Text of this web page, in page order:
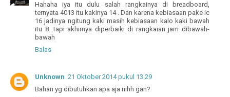
Hahaha iya itu dulu salah rangkainya di breadboard,
ternyata 4013 itu kakinya 14 . Dan karena kebiasaan pake ic
16 jadinya ngitung kaki masih kebiasaan kalo kaki bawah
itu 8...tapi akhirnya diperbaiki di rangkaian jam dibawah-
bawah
Balas
Unknown 21 Oktober 2014 pukul 13.29
Bahan yg dibutuhkan apa aja nihh gan?